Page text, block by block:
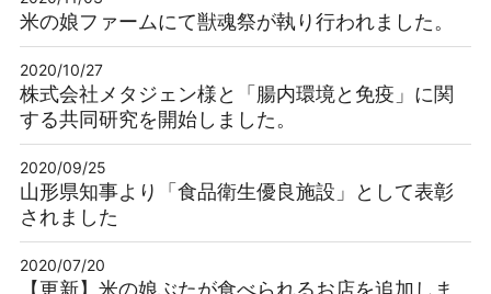
米の娘ファームにて獣魂祭が執り行われました。
2020/10/27
株式会社メタジェン様と「腸内環境と免疫」に関
する共同研究を開始しました。
2020/09/25
山形県知事より「食品衛生優良施設」として表彰
されました
2020/07/20
【更新】米の娘ぶたが食べられるお店を追加しま